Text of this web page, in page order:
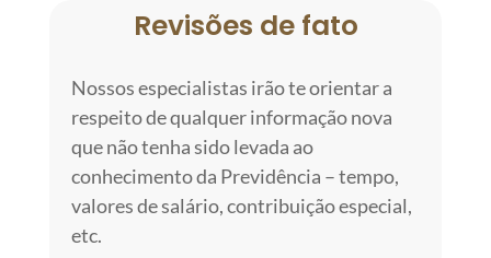
Revisões de fato
Nossos especialistas irão te orientar a
respeito de qualquer informação nova
que não tenha sido levada ao
conhecimento da Previdência – tempo,
valores de salário, contribuição especial,
etc.